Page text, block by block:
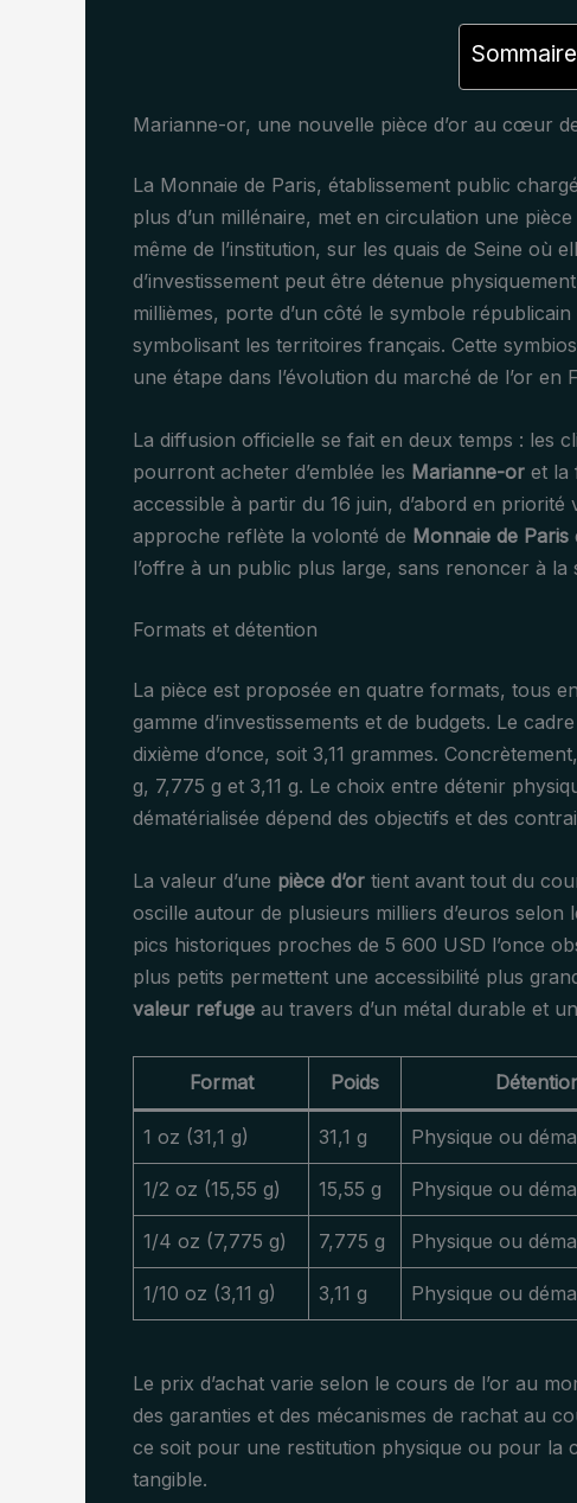
Marianne-or, une nouvelle pièce d’or au cœur
La Monnaie de Paris, établissement public
plus d’un millénaire, met en circulation une pièce
même de l’institution, sur les quais de Seine où
d’investissement peut être détenue
millièmes, porte d’un côté le symbole
symbolisant les territoires français. Cette
une étape dans l’évolution du marché de l’or en
La diffusion officielle se fait en deux temps : les
pourront acheter d’emblée les Marianne-or et la
accessible à partir du 16 juin, d’abord en
approche reflète la volonté de Monnaie de Paris
l’offre à un public plus large, sans renoncer à la
Formats et détention
La pièce est proposée en quatre formats, tous
gamme d’investissements et de budgets. Le
dixième d’once, soit 3,11 grammes.
g, 7,775 g et 3,11 g. Le choix entre détenir
dématérialisée dépend des objectifs et des
La valeur d’une pièce d’or tient avant tout du
oscille autour de plusieurs milliers d’euros
pics historiques proches de 5 600 USD l’once
plus petits permettent une accessibilité plus
valeur refuge au travers d’un métal durable et
Format Poids
1 oz (31,1 g) 31,1 g Physique ou
1/2 oz (15,55 g) 15,55 g Physique ou
1/4 oz (7,775 g) 7,775 g Physique ou
1/10 oz (3,11 g) 3,11 g Physique ou
Le prix d’achat varie selon le cours de l’or au
des garanties et des mécanismes de rachat au
ce soit pour une restitution physique ou pour la
tangible.